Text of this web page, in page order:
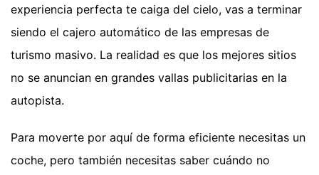
experiencia perfecta te caiga del cielo, vas a terminar
siendo el cajero automático de las empresas de
turismo masivo. La realidad es que los mejores sitios
no se anuncian en grandes vallas publicitarias en la
autopista.
Para moverte por aquí de forma eficiente necesitas un
coche, pero también necesitas saber cuándo no